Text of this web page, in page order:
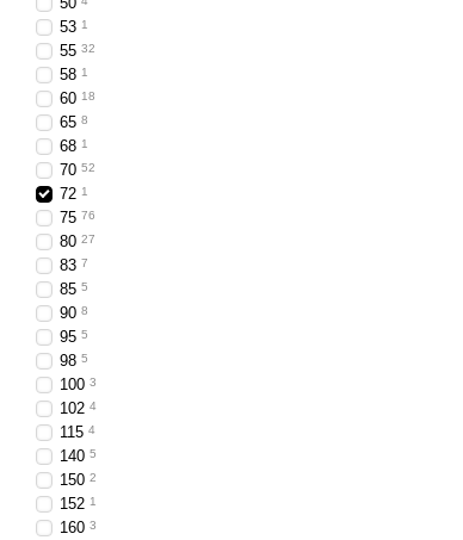
53 1
55 32
58 1
60 18
65 8
68 1
70 52
72 1
75 76
80 27
83 7
85 5
90 8
95 5
98 5
100 3
102 4
115 4
140 5
150 2
152 1
160 3